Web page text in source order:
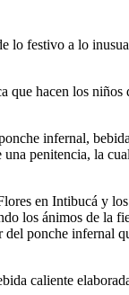
lo festivo a lo
hacen los niños
infernal,
una penitencia, la
en Intibucá y
los ánimos de la
ponche infernal
caliente